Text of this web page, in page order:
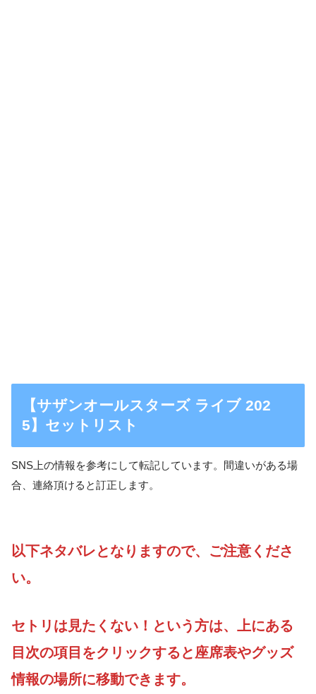
【サザンオールスターズ ライブ 202
5】セットリスト
SNS上の情報を参考にして転記しています。間違いがある場
合、連絡頂けると訂正します。
以下ネタバレとなりますので、ご注意くださ
い。
セトリは見たくない！という方は、上にある
目次の項目をクリックすると座席表やグッズ
情報の場所に移動できます。